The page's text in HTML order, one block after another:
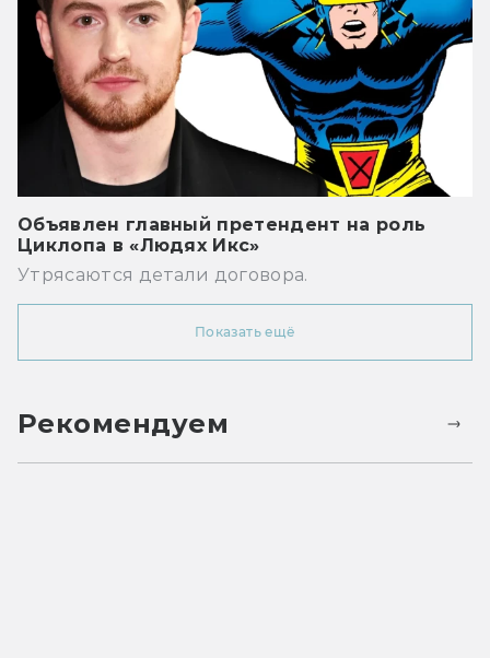
Объявлен главный претендент на роль
Циклопа в «Людях Икс»
Утрясаются детали договора.
Показать ещё
Рекомендуем